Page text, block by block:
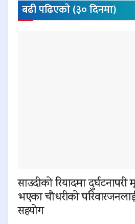
बढी पढिएकाे (३० दिनमा)
साउदीको रियादमा दुर्घटनापरी
भएका चौधरीको
सहयोग